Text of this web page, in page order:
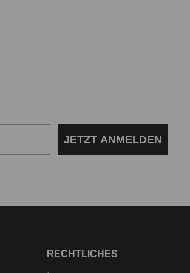
JETZT ANMELDEN
RECHTLICHES